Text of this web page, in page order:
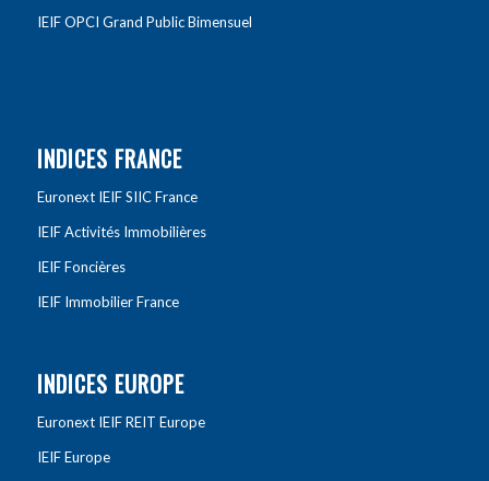
IEIF OPCI Grand Public Bimensuel
INDICES FRANCE
Euronext IEIF SIIC France
IEIF Activités Immobilières
IEIF Foncières
IEIF Immobilier France
INDICES EUROPE
Euronext IEIF REIT Europe
IEIF Europe